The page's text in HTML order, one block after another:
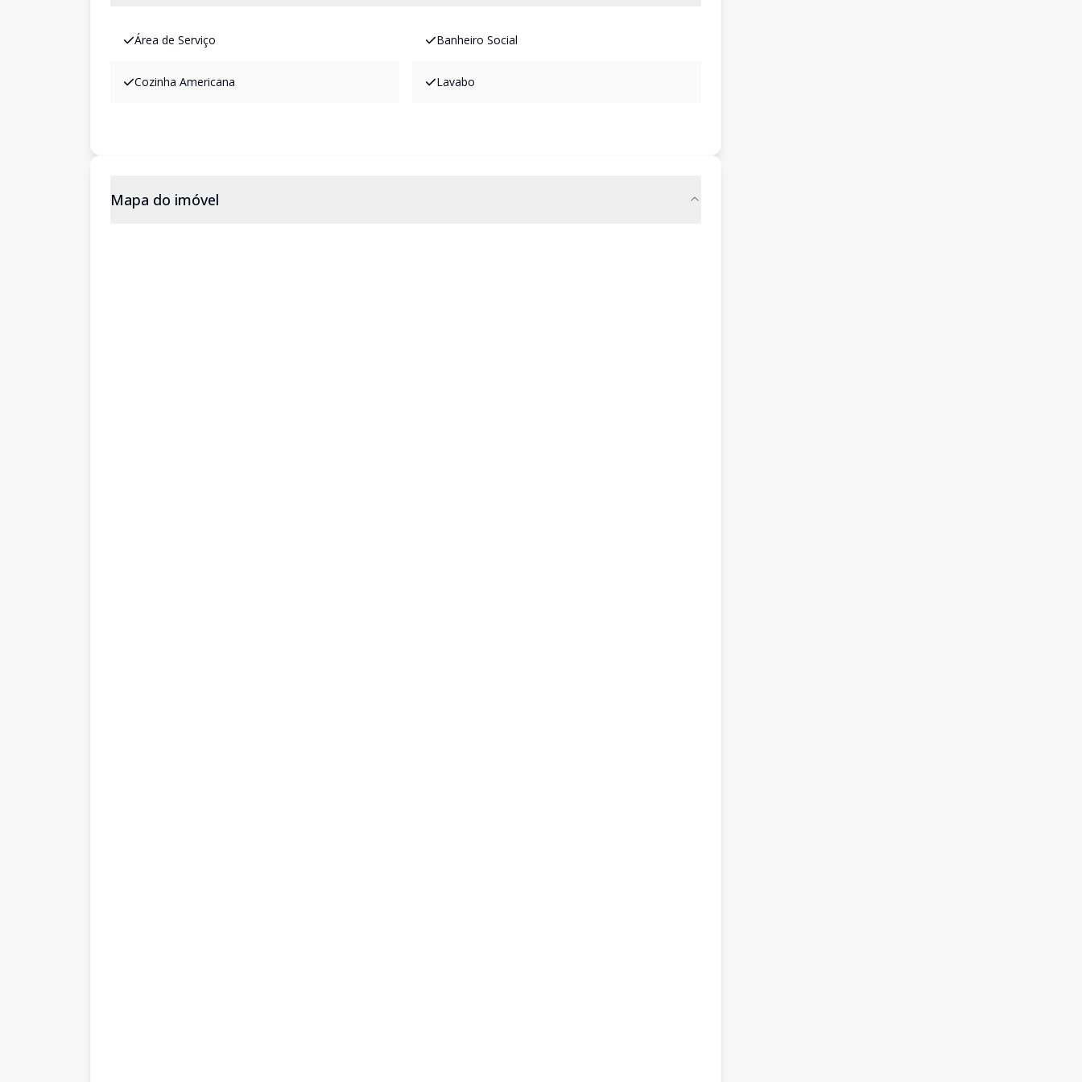
Área de Serviço Banheiro Social
Cozinha Americana Lavabo
Mapa do imóvel